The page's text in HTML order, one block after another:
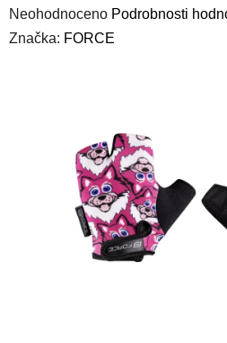
Průměrné
hodnocení
Neohodnoceno Podrobnosti
Značka: FORCE